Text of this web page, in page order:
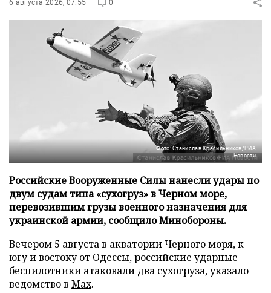
6 августа 2026, 07:55 0
Фото: Станислав Красильников/РИА
Новости
Российские Вооруженные Силы нанесли удары по
двум судам типа «сухогруз» в Черном море,
перевозившим грузы военного назначения для
украинской армии, сообщило Минобороны.
Вечером 5 августа в акватории Черного моря, к
югу и востоку от Одессы, российские ударные
беспилотники атаковали два сухогруза, указало
ведомство в Max.